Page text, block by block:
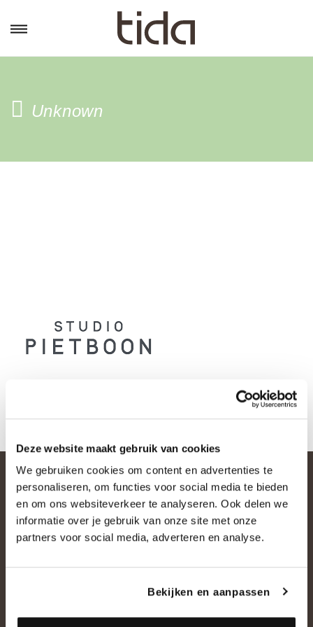
Deze website maakt gebruik van cookies
We gebruiken cookies om content en advertenties te
personaliseren, om functies voor social media te bieden
en om ons websiteverkeer te analyseren. Ook delen we
informatie over je gebruik van onze site met onze
partners voor social media, adverteren en analyse.
Bekijken en aanpassen
Unknown
Historie